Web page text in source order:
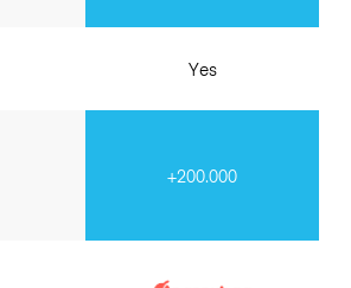
Yes
+200.000